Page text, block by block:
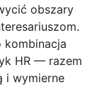
obszary
kombinacja
HR — razem
i wymierne